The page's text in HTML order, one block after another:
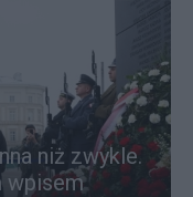
niż zwykle.
wpisem